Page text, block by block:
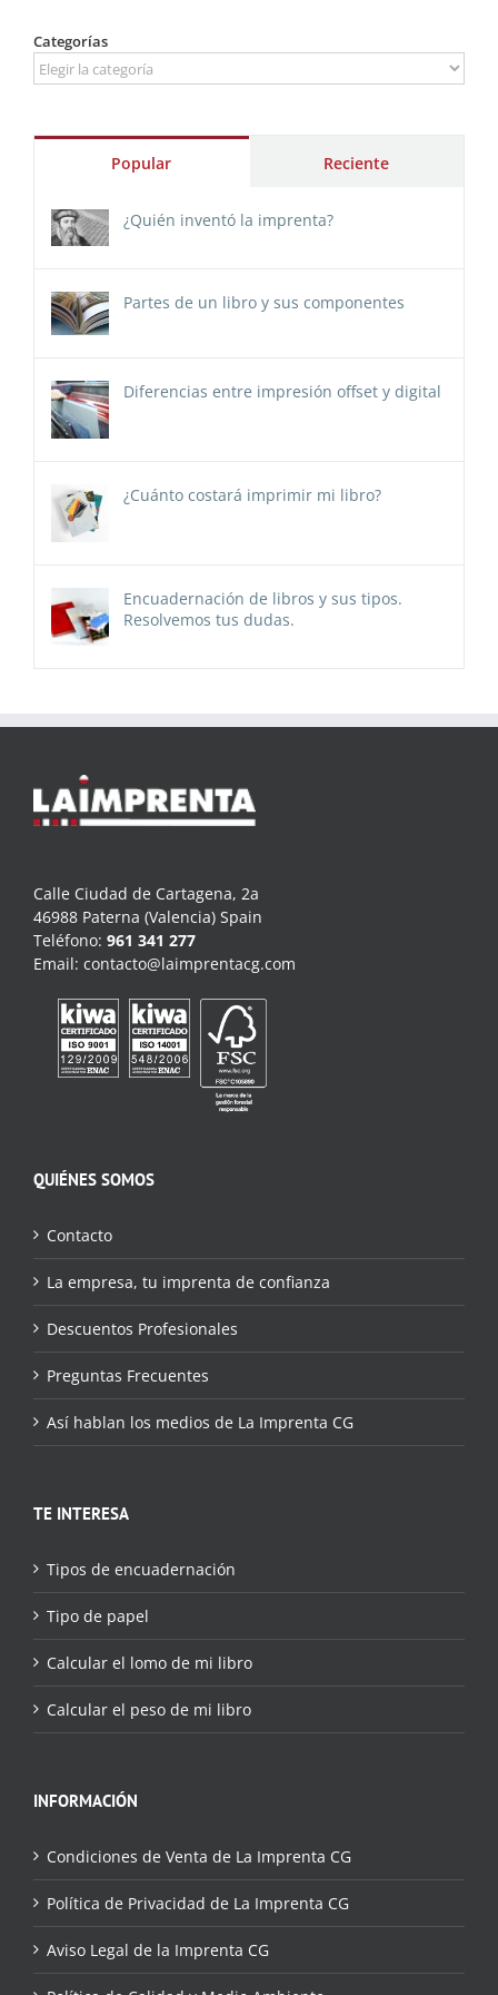
Categorías
Categorías
Popular Reciente
¿Quién inventó la imprenta?
Partes de un libro y sus componentes
Diferencias entre impresión offset y digital
¿Cuánto costará imprimir mi libro?
Encuadernación de libros y sus tipos.
Resolvemos tus dudas.
Calle Ciudad de Cartagena, 2a
46988 Paterna (Valencia) Spain
Teléfono: 961 341 277
Email: contacto@laimprentacg.com
QUIÉNES SOMOS
Contacto
La empresa, tu imprenta de confianza
Descuentos Profesionales
Preguntas Frecuentes
Así hablan los medios de La Imprenta CG
TE INTERESA
Tipos de encuadernación
Tipo de papel
Calcular el lomo de mi libro
Calcular el peso de mi libro
INFORMACIÓN
Condiciones de Venta de La Imprenta CG
Política de Privacidad de La Imprenta CG
Aviso Legal de la Imprenta CG